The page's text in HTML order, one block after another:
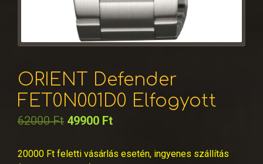
ORIENT Defender
FET0N001D0 Elfogyott
62000Ft 49900 Ft
20000 Ft feletti vásárlás esetén, ingyenes szállítás